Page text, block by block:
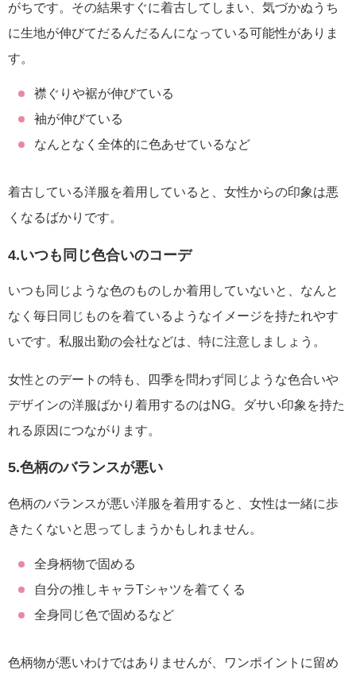
がちです。その結果すぐに着古してしまい、気づかぬうち
に生地が伸びてだるんだるんになっている可能性がありま
す。
襟ぐりや裾が伸びている
袖が伸びている
なんとなく全体的に色あせているなど
着古している洋服を着用していると、女性からの印象は悪
くなるばかりです。
4.いつも同じ色合いのコーデ
いつも同じような色のものしか着用していないと、なんと
なく毎日同じものを着ているようなイメージを持たれやす
いです。私服出勤の会社などは、特に注意しましょう。
女性とのデートの特も、四季を問わず同じような色合いや
デザインの洋服ばかり着用するのはNG。ダサい印象を持た
れる原因につながります。
5.色柄のバランスが悪い
色柄のバランスが悪い洋服を着用すると、女性は一緒に歩
きたくないと思ってしまうかもしれません。
全身柄物で固める
自分の推しキャラTシャツを着てくる
全身同じ色で固めるなど
色柄物が悪いわけではありませんが、ワンポイントに留め